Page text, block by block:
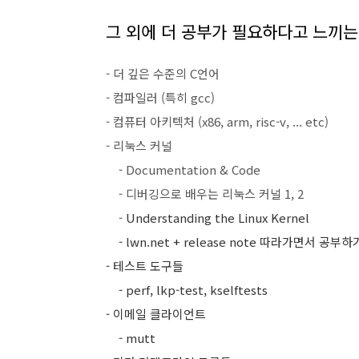
그 외에 더 공부가 필요하다고 느끼
- 더 깊은 수준의 C언어
- 컴파일러 (특히 gcc)
- 컴퓨터 아키텍처 (x86, arm, risc-v, ... etc)
- 리눅스 커널
- Documentation & Code
- 디버깅으로 배우는 리눅스 커널 1, 2
- Understanding the Linux Kernel
- lwn.net + release note 따라가면서 공부하
- 테스트 도구들
- perf, lkp-test, kselftests
- 이메일 클라이언트
- mutt